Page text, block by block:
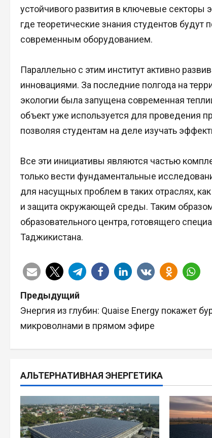
устойчивого развития в ключевые секторы
где теоретические знания студентов
современным оборудованием.
Параллельно с этим институт активно
инновациями. За последние полгода на
экологии была запущена современная
объект уже используется для проведения
позволяя студентам на деле изучать
Все эти инициативы являются частью
только вести фундаментальные
для насущных проблем в таких отраслях,
и защита окружающей среды. Таким
образовательного центра, готовящего
Таджикистана.
Н
а
г
а
ц
Предыдущий
Энергия из глубин: Quaise Energy покажет
микроволнами в прямом эфире
АЛЬТЕРНАТИВНАЯ ЭНЕРГЕТИКА